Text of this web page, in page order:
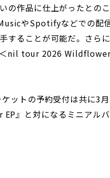
の作品に仕上がったと
やSpotifyなどでの配
することが可能だ。さら
nil tour 2026 Wildflower
ケットの予約受付は共に3
』と対になるミニアル